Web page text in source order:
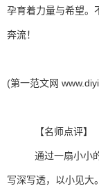
孕育着力量与希望。
奔流！
(第一范文网
【名师点评】
通过一扇小小的
写深写透，以小见大